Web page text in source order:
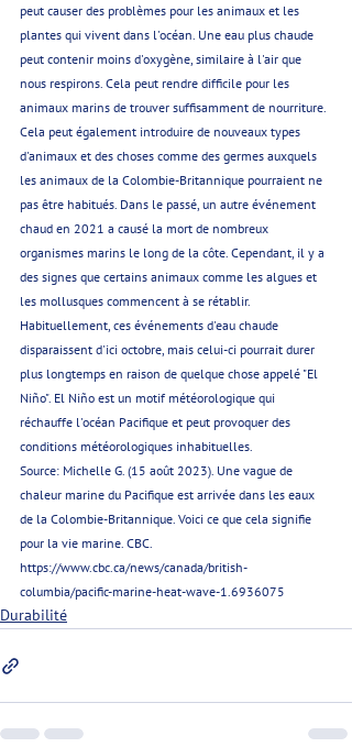
peut causer des problèmes pour les animaux et les
plantes qui vivent dans l'océan. Une eau plus chaude
peut contenir moins d'oxygène, similaire à l'air que
nous respirons. Cela peut rendre difficile pour les
animaux marins de trouver suffisamment de nourriture.
Cela peut également introduire de nouveaux types
d'animaux et des choses comme des germes auxquels
les animaux de la Colombie-Britannique pourraient ne
pas être habitués. Dans le passé, un autre événement
chaud en 2021 a causé la mort de nombreux
organismes marins le long de la côte. Cependant, il y a
des signes que certains animaux comme les algues et
les mollusques commencent à se rétablir.
Habituellement, ces événements d'eau chaude
disparaissent d'ici octobre, mais celui-ci pourrait durer
plus longtemps en raison de quelque chose appelé "El
Niño". El Niño est un motif météorologique qui
réchauffe l'océan Pacifique et peut provoquer des
conditions météorologiques inhabituelles.
Source: Michelle G. (15 août 2023). Une vague de
chaleur marine du Pacifique est arrivée dans les eaux
de la Colombie-Britannique. Voici ce que cela signifie
pour la vie marine. CBC.
https://www.cbc.ca/news/canada/british-
columbia/pacific-marine-heat-wave-1.6936075
Durabilité